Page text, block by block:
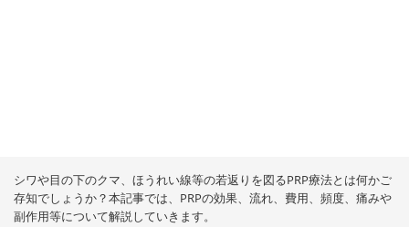
シワや目の下のクマ、ほうれい線等の若返りを図るPRP療法とは何かご
存知でしょうか？本記事では、PRPの効果、流れ、費用、頻度、痛みや
副作用等について解説していきます。